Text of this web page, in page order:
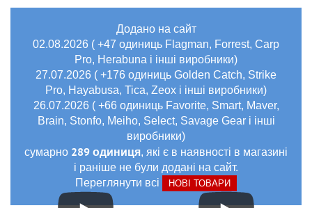
Додано на сайт
02.08.2026 ( +47 одиниць Flagman, Forrest, Carp
Pro, Herabuna і інші виробники)
27.07.2026 ( +176 одиниць Golden Catch, Strike
Pro, Hayabusa, Tica, Zeox і інші виробники)
26.07.2026 ( +66 одиниць Favorite, Smart, Maver,
Brain, Stonfo, Meiho, Select, Savage Gear і інші
виробники)
сумарно 289 одиниця, які є в наявності в магазині
і раніше не були додані на сайт.
Переглянути всі
НОВІ ТОВАРИ